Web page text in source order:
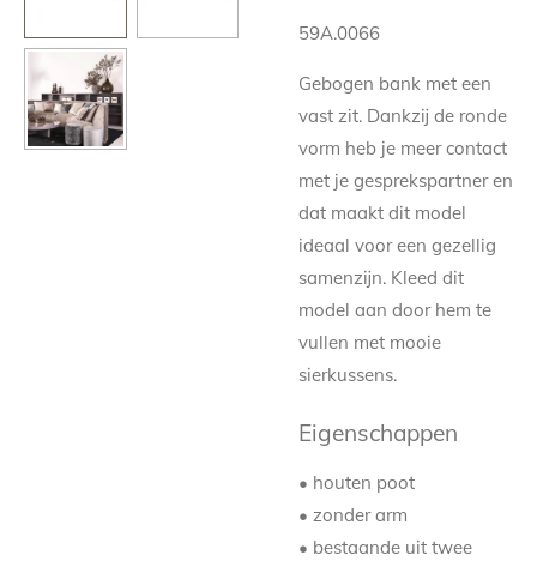
59A.0066
Gebogen bank met een
vast zit. Dankzij de ronde
vorm heb je meer contact
met je gesprekspartner en
dat maakt dit model
ideaal voor een gezellig
samenzijn. Kleed dit
model aan door hem te
vullen met mooie
sierkussens.
Eigenschappen
• houten poot
• zonder arm
• bestaande uit twee